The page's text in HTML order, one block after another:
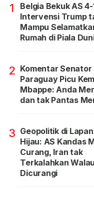
1
Belgia Bekuk AS 4-
Intervensi Trump
Mampu
Rumah di Piala
2 Komentar Senator
Paraguay Picu
Mbappe: Anda
dan tak Pantas
3 Geopolitik di
Hijau: AS Kandas
Curang, Iran tak
Terkalahkan Walau
Dicurangi